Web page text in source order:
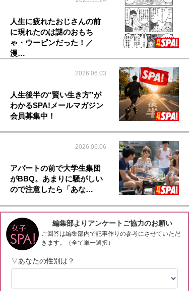
人生に疲れたおじさんの前
に現れたのは謎のおもち
ゃ・ウーピンだった！／
漫…
2026.06.03
人生後半の“賢い生き方”が
わかるSPA!メールマガジン
会員募集中！
2026.06.06
アパートの前で大学生集団
がBBQ。あまりに騒がしい
ので注意したら「あな…